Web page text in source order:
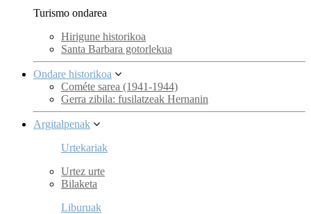
Turismo ondarea
Hirigune historikoa
Santa Barbara gotorlekua
Ondare historikoa
Cométe sarea (1941-1944)
Gerra zibila: fusilatzeak Hernanin
Argitalpenak
Urtekariak
Urtez urte
Bilaketa
Liburuak